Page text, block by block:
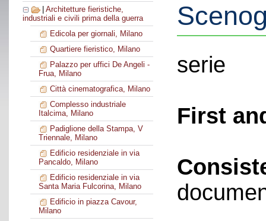
Architetture fieristiche,
industriali e civili prima della guerra
Edicola per giornali, Milano
Quartiere fieristico, Milano
Palazzo per uffici De Angeli -
Frua, Milano
Città cinematografica, Milano
Complesso industriale
Italcima, Milano
Padiglione della Stampa, V
Triennale, Milano
Edificio residenziale in via
Pancaldo, Milano
Edificio residenziale in via
Santa Maria Fulcorina, Milano
Edificio in piazza Cavour,
Milano
serie
First